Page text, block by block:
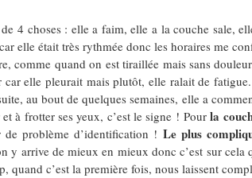
4 choses : elle a faim, elle a la couche sale,
car elle était très rythmée donc les horaires me
comme quand on est tiraillée mais sans
elle pleurait mais plutôt, elle ralait de
au bout de quelques semaines, elle a
à frotter ses yeux, c’est le signe ! Pourla
problème d’identification ! Le plus
arrive de mieux en mieux donc c’est sur cela
c’est la première fois, nous laissent